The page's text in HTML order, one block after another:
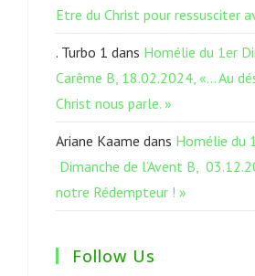
Etre du Christ pour ressusciter
. Turbo 1 dans Homélie du 1er
Carême B, 18.02.2024, «… Au
Christ nous parle. »
Ariane Kaame dans Homélie du
Dimanche de l’Avent B,
notre Rédempteur ! »
Follow Us